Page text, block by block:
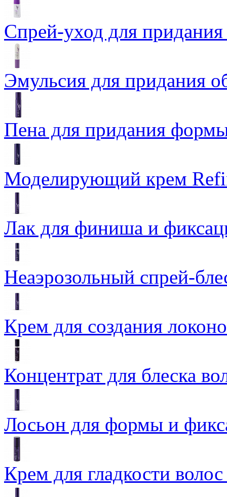
Спрей-уход для
Эмульсия для придания
Пена для придания
Моделирующий крем
Лак для финиша и
Неаэрозольный спрей-
Крем для создания
Концентрат для блеска
Лосьон для формы и
Крем для гладкости